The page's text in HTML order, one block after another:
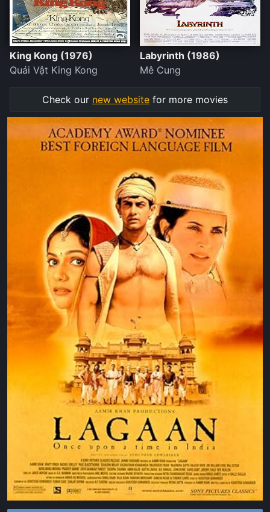
King Kong (1976)
Quái Vật King Kong
Labyrinth (1986)
Mê Cung
Check our new website for more movies